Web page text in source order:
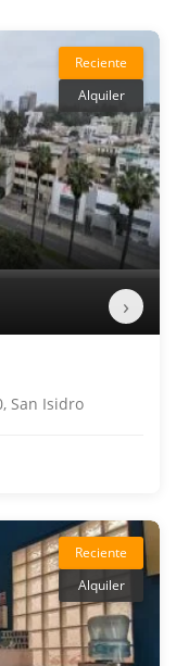
Reciente
Alquiler
›
San Isidro
Reciente
Alquiler